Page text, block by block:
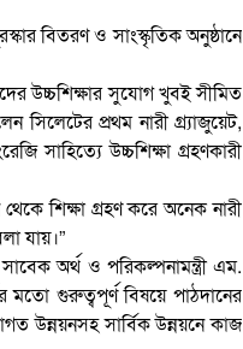
বিতরণ ও সাংস্কৃতিক অনুষ্ঠানে
উচ্চশিক্ষার সুযোগ খুবই সীমিত
সিলেটের প্রথম নারী গ্র্যাজুয়েট,
সাহিত্যে উচ্চশিক্ষা গ্রহণকারী
শিক্ষা গ্রহণ করে অনেক নারী
যায়।”
অর্থ ও পরিকল্পনামন্ত্রী এম.
গুরুত্বপূর্ণ বিষয়ে পাঠদানের
উন্নয়নসহ সার্বিক উন্নয়নে কাজ